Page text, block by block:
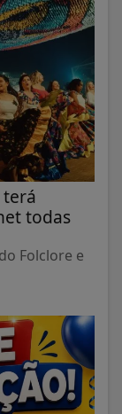
terá
todas
Folclore e